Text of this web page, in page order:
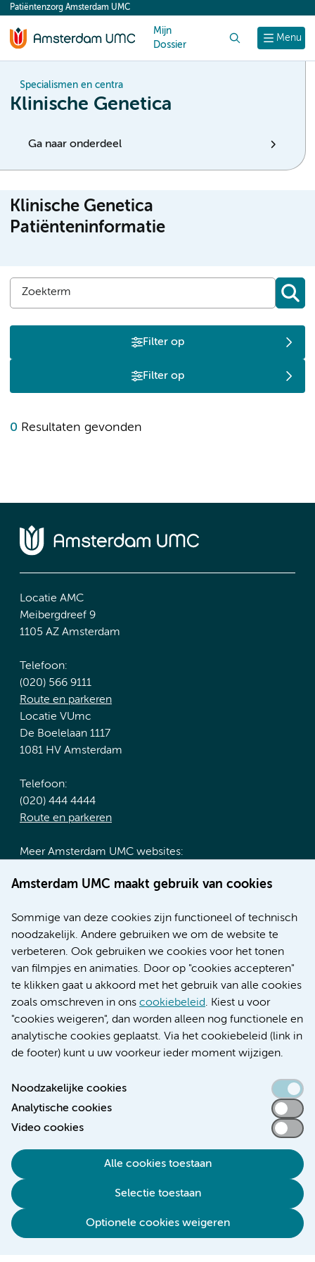
content
Amsterdam UMC maakt gebruik van cookies
Sommige van deze cookies zijn functioneel of technisch
noodzakelijk. Andere gebruiken we om de website te
verbeteren. Ook gebruiken we cookies voor het tonen
van filmpjes en animaties. Door op "cookies accepteren"
te klikken gaat u akkoord met het gebruik van alle cookies
zoals omschreven in ons cookiebeleid. Kiest u voor
"cookies weigeren", dan worden alleen nog functionele en
analytische cookies geplaatst. Via het cookiebeleid (link in
de footer) kunt u uw voorkeur ieder moment wijzigen.
Noodzakelijke cookies
Analytische cookies
Video cookies
Alle cookies toestaan
Selectie toestaan
Optionele cookies weigeren
Menu
Patiëntenzorg Amsterdam UMC
Mijn
Dossier
Specialismen en centra
Klinische Genetica
Ga naar onderdeel
Klinische Genetica
Patiënteninformatie
Filter op
Filter op
0 Resultaten gevonden
Locatie AMC
Meibergdreef 9
1105 AZ Amsterdam
Telefoon:
(020) 566 9111
Route en parkeren
Locatie VUmc
De Boelelaan 1117
1081 HV Amsterdam
Telefoon:
(020) 444 4444
Route en parkeren
Meer Amsterdam UMC websites:
Werken bij Amsterdam UMC
Nieuws
Research
Educatie locatie AMC
Educatie locatie VUmc
Verwijzen & diagnostiek
Toegankelijkheidsverklaring
Responsible disclosure